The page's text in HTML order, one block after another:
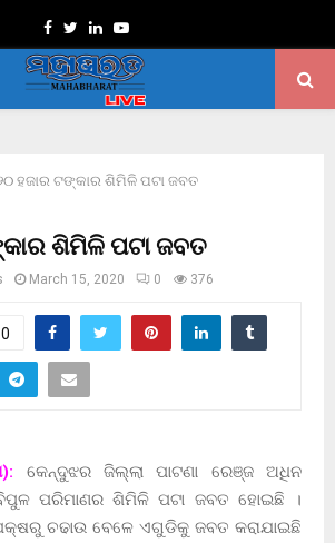
Facebook
TwitterLinkedinYoutube
ହଜାର ଟଙ୍କାର ଶିମିଳି ପଟା ଜବତ
ଶିମିଳି ପଟା ଜବତ
March 15, 2020 0 376
0
କେନ୍ଦୁଝର ଜିଲ୍ଲା ପାଟଣା ରେଞ୍ଜ ଅଧିନ
ପରିମାଣର ଶିମିଳି ପଟା ଜବତ ହୋଇଛି ।
ଚଢାଉ ବେଳେ ଏଗୁଡିକୁ ଜବତ କରାଯାଇଛି